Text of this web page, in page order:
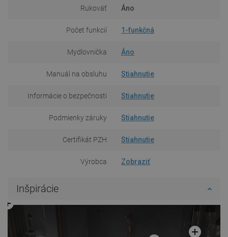
Rukoväť Áno
Počet funkcií 1-funkčná
Mydlovnička Áno
Manuál na obsluhu Stiahnutie
Informácie o bezpečnosti Stiahnutie
Podmienky záruky Stiahnutie
Certifikát PZH Stiahnutie
Výrobca Zobraziť
Inšpirácie